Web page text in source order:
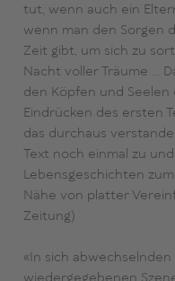
tut, wenn auch ein
wenn man den Sorgen
Zeit gibt, um sich zu
Nacht voller Träume …
den Köpfen und
Eindrücken des ersten
das durchaus
Text noch einmal zu
Lebensgeschichten
Nähe von platter
Zeitung)
«In sich